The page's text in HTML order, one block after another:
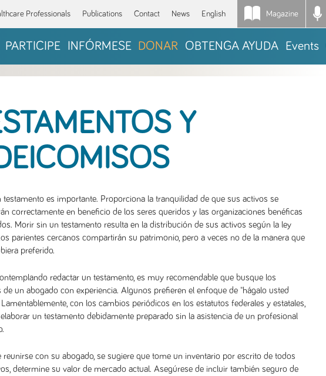
Professionals Publications Contact News English Magazine
PARTICIPE INFÓRMESE DONAR OBTENGA AYUDA Events
Y
testamento es importante. Proporciona la tranquilidad de que sus activos se
correctamente en beneficio de los seres queridos y las organizaciones benéficas
Morir sin un testamento resulta en la distribución de sus activos según la ley
parientes cercanos compartirán su patrimonio, pero a veces no de la manera que
preferido.
redactar un testamento, es muy recomendable que busque los
de un abogado con experiencia. Algunos prefieren el enfoque de "hágalo usted
con los cambios periódicos en los estatutos federales y estatales,
un testamento debidamente preparado sin la asistencia de un profesional
reunirse con su abogado, se sugiere que tome un inventario por escrito de todos
determine su valor de mercado actual. Asegúrese de incluir también seguro de